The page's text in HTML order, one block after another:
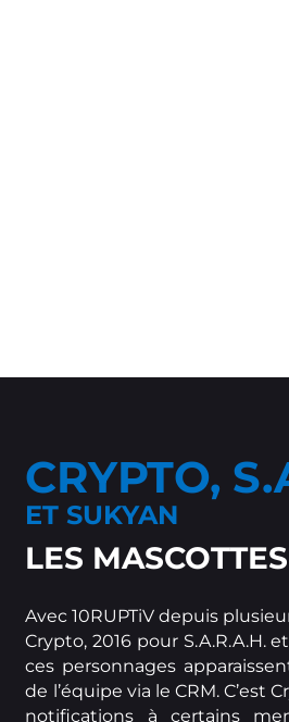
CRYPTO,
ET SUKYAN
LES MASCOTTES
Avec 10RUPTiV depuis
Crypto, 2016 pour S.A.R.A.H.
ces personnages
de l’équipe via le CRM. C’est
notifications à certains